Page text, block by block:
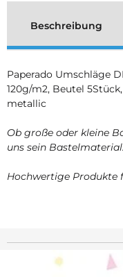
Beschreibung
Paperado Umschläge
120g/m2, Beutel
metallic
Ob große oder kleine
uns sein Bastelmaterial.
Hochwertige Produkte